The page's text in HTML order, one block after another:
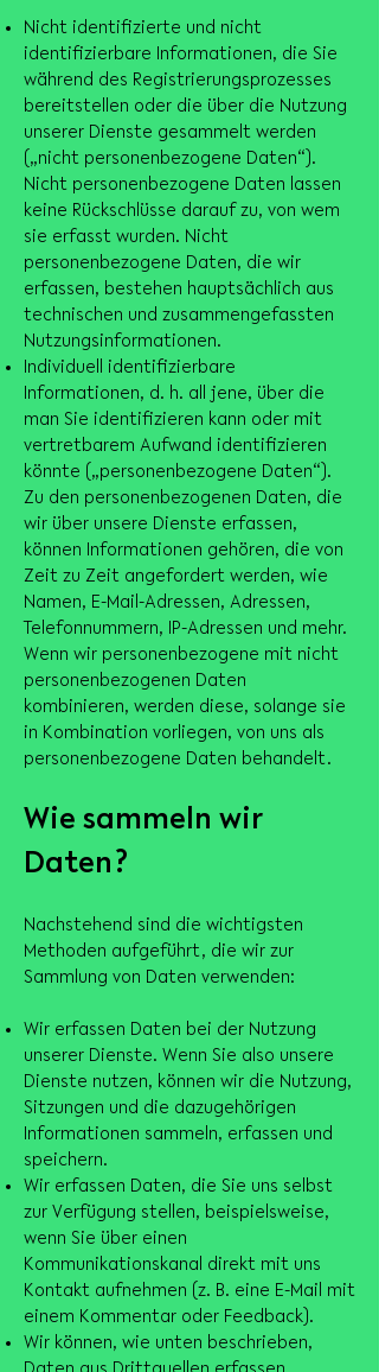
Nicht identifizierte und nicht
identifizierbare Informationen, die Sie
während des Registrierungsprozesses
bereitstellen oder die über die Nutzung
unserer Dienste gesammelt werden
(„nicht personenbezogene Daten“).
Nicht personenbezogene Daten lassen
keine Rückschlüsse darauf zu, von wem
sie erfasst wurden. Nicht
personenbezogene Daten, die wir
erfassen, bestehen hauptsächlich aus
technischen und zusammengefassten
Nutzungsinformationen.
Individuell identifizierbare
Informationen, d. h. all jene, über die
man Sie identifizieren kann oder mit
vertretbarem Aufwand identifizieren
könnte („personenbezogene Daten“).
Zu den personenbezogenen Daten, die
wir über unsere Dienste erfassen,
können Informationen gehören, die von
Zeit zu Zeit angefordert werden, wie
Namen, E-Mail-Adressen, Adressen,
Telefonnummern, IP-Adressen und mehr.
Wenn wir personenbezogene mit nicht
personenbezogenen Daten
kombinieren, werden diese, solange sie
in Kombination vorliegen, von uns als
personenbezogene Daten behandelt.
Wie sammeln wir
Daten?
Nachstehend sind die wichtigsten
Methoden aufgeführt, die wir zur
Sammlung von Daten verwenden:
Wir erfassen Daten bei der Nutzung
unserer Dienste. Wenn Sie also unsere
Dienste nutzen, können wir die Nutzung,
Sitzungen und die dazugehörigen
Informationen sammeln, erfassen und
speichern.
Wir erfassen Daten, die Sie uns selbst
zur Verfügung stellen, beispielsweise,
wenn Sie über einen
Kommunikationskanal direkt mit uns
Kontakt aufnehmen (z. B. eine E-Mail mit
einem Kommentar oder Feedback).
Wir können, wie unten beschrieben,